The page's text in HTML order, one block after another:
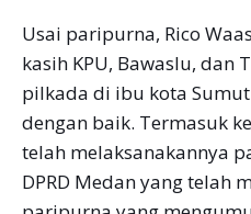
Usai paripurna, Rico
kasih KPU, Bawaslu, dan
pilkada di ibu kota
dengan baik. Termasuk
telah melaksanakannya
DPRD Medan yang telah